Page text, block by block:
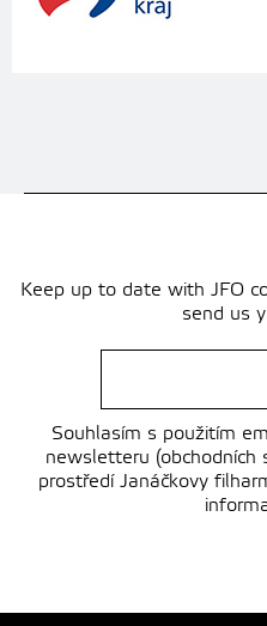
Keep up to date with JFO
send us
Souhlasím s použitím
newsletteru (obchodních
prostředí Janáčkovy